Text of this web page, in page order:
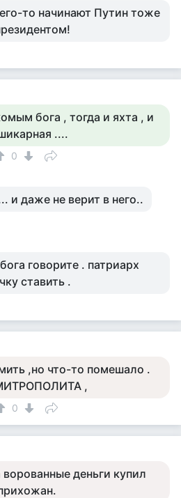
то начинают Путин тоже
бога , тогда и яхта , и
....
0
и даже не верит в него..
говорите . патриарх
ставить .
,но что-то помешало .
,
0
деньги купил